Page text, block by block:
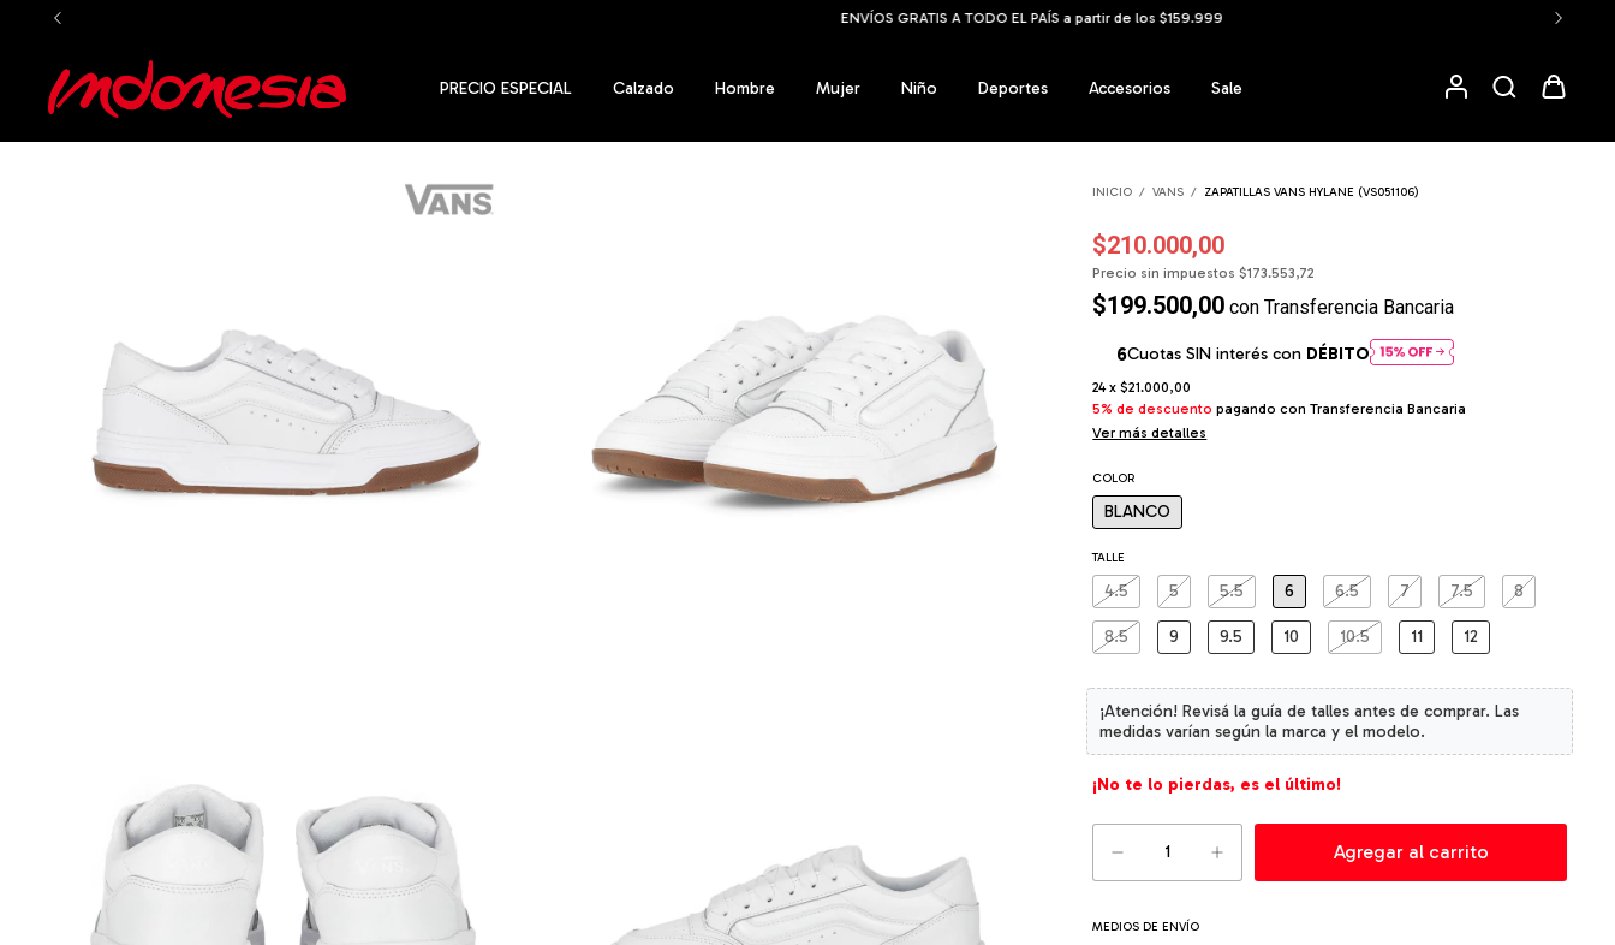
ENVÍOS GRATIS A TODO EL PAÍS a partir de los $159.999
PRECIO ESPECIAL Calzado Hombre Mujer Niño Deportes Accesorios Sale
INICIO / VANS / ZAPATILLAS VANS HYLANE (VS051106)
$210.000,00
Precio sin impuestos$173.553,72
$199.500,00 con Transferencia Bancaria
Cuotas SIN interés con DÉBITO
24 x$21.000,00
5% de descuento pagando con Transferencia Bancaria
Ver más detalles
COLOR
BLANCO
TALLE
4.5 5 5.5 6 6.5 7 7.5 8
8.5 9 9.5 10 10.5 11 12
¡No te lo pierdas, es el último!
Entregas para el CP:
MEDIOS DE ENVÍO